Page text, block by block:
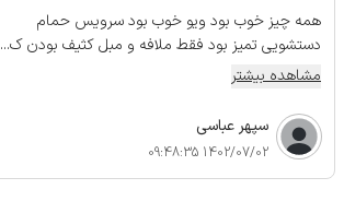
همه چیز خوب بود ویو خوب بود سرویس حمام
دستشویی تمیز بود فقط ملافه و مبل کثیف بودن ک...
مشاهده بیشتر
سپهر عباسی
1402/07/02 09:48:35